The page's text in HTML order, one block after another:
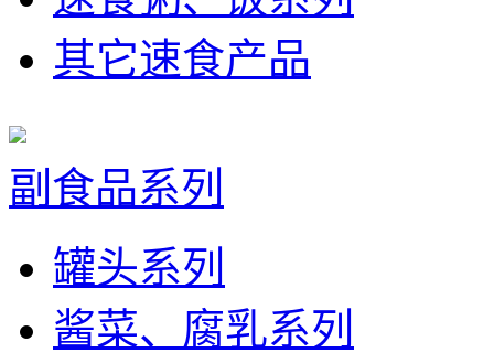
其它速食产品
副食品系列
罐头系列
酱菜、腐乳系列